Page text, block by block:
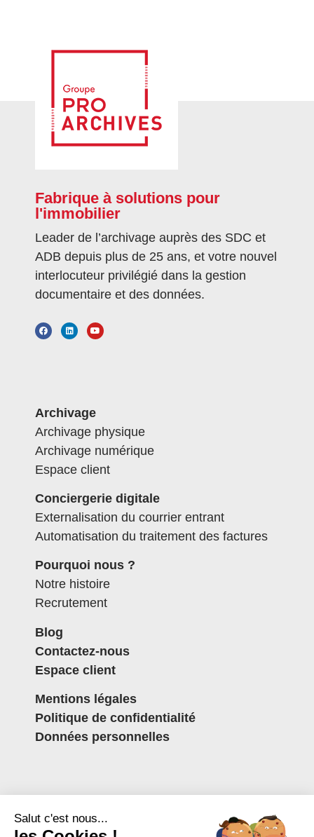
Fabrique à solutions pour
l'immobilier
Leader de l’archivage auprès des SDC et
ADB depuis plus de 25 ans, et votre nouvel
interlocuteur privilégié dans la gestion
documentaire et des données.
Archivage
Archivage physique
Archivage numérique
Espace client
Conciergerie digitale
Externalisation du courrier entrant
Automatisation du traitement des factures
Pourquoi nous ?
Notre histoire
Recrutement
Blog
Contactez-nous
Espace client
Mentions légales
Politique de confidentialité
Données personnelles
Salut c'est nous...